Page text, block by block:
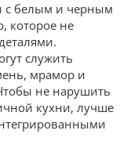
с белым и черным
которое не
служить
мрамор и
не нарушить
кухни, лучше